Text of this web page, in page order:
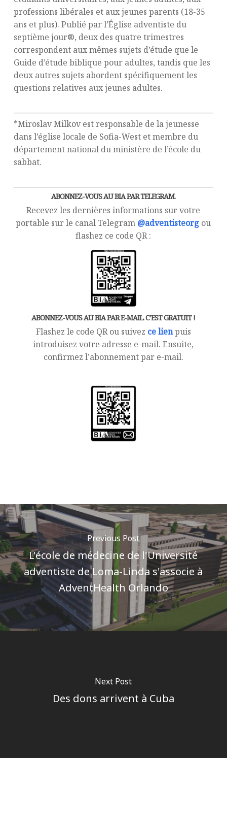
professions libérales et aux jeunes parents (18-35
ans et plus). Publié par l’Église adventiste du
septième jour®, deux des quatre trimestres
correspondent aux mêmes sujets d’étude que le
Guide d’étude biblique pour adultes, tandis que les
deux autres sujets abordent spécifiquement les
questions relatives aux jeunes adultes.
*Miroslav Milkov est responsable de la jeunesse
dans l’église locale de Sofia-West et membre du
département national du ministère de l’école du
sabbat.
ABONNEZ-VOUS AU BIA PAR TELEGRAM.
Recevez les dernières informations sur votre
portable sur le canal Telegram @adventisteorg ou
flashez ce code QR :
ABONNEZ-VOUS AU BIA PAR E-MAIL. C’EST GRATUIT !
Flashez le code QR ou suivez ce lienpuis
introduisez votre adresse e-mail. Ensuite,
confirmez l’abonnement par e-mail.
Previous Post
L'école de médecine de l'Université
adventiste de Loma-Linda s'associe à
AdventHealth Orlando
Next Post
Des dons arrivent à Cuba